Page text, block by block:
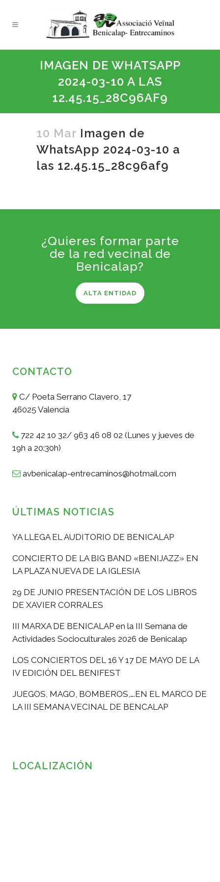
IMAGEN DE WHATSAPP
2024-03-10 A LAS
12.45.15_28C96AF9
10 Mar Imagen de
WhatsApp 2024-03-10 a
las 12.45.15_28c96af9
¿Quieres formar parte
de la red vecinal de
Benicalap?
ALTA ENTIDAD
CONTACTO
C/ Poeta Serrano Clavero, 17
46025 Valencia
722 42 10 32/ 963 46 08 02 (Lunes y jueves de
19h a 20:30h)
avbenicalap-entrecaminos@hotmail.com
ÚLTIMAS NOTICIAS
YA LLEGA EL AUDITORIO DE BENICALAP
CONCIERTO DE LA BIG BAND «BENIJAZZ» EN
LA PLAZA NUEVA DE LA IGLESIA
29 DE JUNIO PRESENTACIÓN DE LOS LIBROS
DE XAVIER CORRALES
III MARXA DE BENICALAP en la III Semana de
Actividades Socioculturales 2026 de Benicalap
LOS CONCIERTOS DEL 16 Y 17 DE MAYO DE LA
IV EDICIÓN DEL BENIFEST
JUEGOS, MAGO, BOMBEROS,….EN EL MARCO DE
LA III SEMANA VECINAL DE BENCALAP
LOCALIZACIÓN